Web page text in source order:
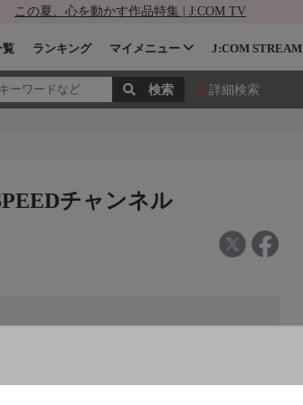
この夏、心を動かす作品特集 | J:COM TV
覧 ランキング マイメニュー J:COM STREAM
詳細検索
チャンネル